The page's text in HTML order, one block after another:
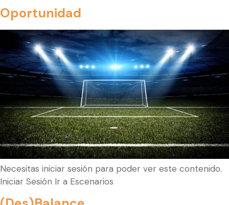
Oportunidad
Necesitas iniciar sesión para poder ver este contenido.
Iniciar Sesión Ir a Escenarios